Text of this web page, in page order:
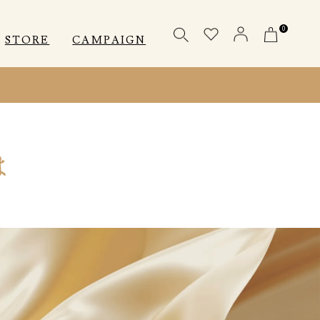
STORE CAMPAIGN
0
INSTAGRAM
CUSTOMER
INSTAGRAM
CUSTOMER